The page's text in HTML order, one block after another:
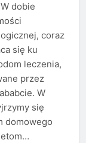
dobie
coraz
się ku
leczenia,
przez
W
się
domowego